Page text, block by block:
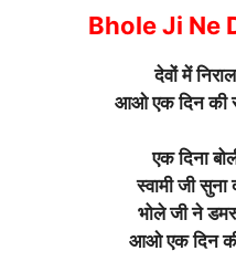
Bhole Ji Ne
देवों में
आओ एक दिन की
एक दिना
स्वामी जी
भोले जी ने
आओ एक दिन